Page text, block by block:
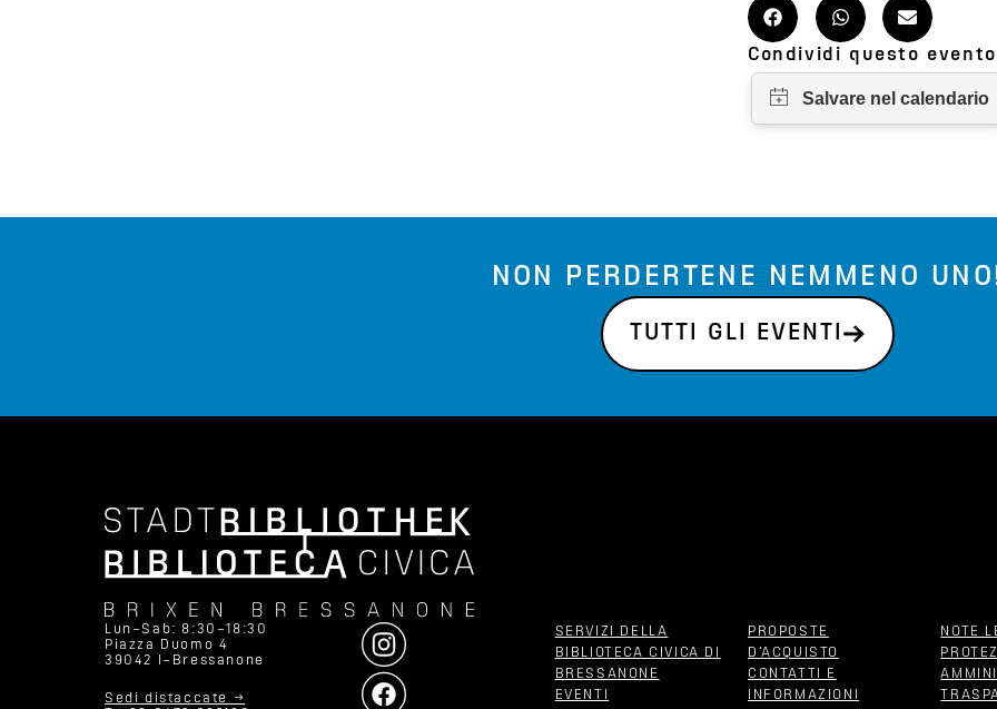
Condividi questo
NON PERDERTENE NEMMENO
TUTTI GLI EVENTI
Lun–Sab: 8:30–18:30
Piazza Duomo 4
39042 I–Bressanone
Sedi distaccate →
SERVIZI DELLA
BIBLIOTECA CIVICA DI
BRESSANONE
EVENTI
PROPOSTE
D‘ACQUISTO
CONTATTI E
INFORMAZIONI
NOTE